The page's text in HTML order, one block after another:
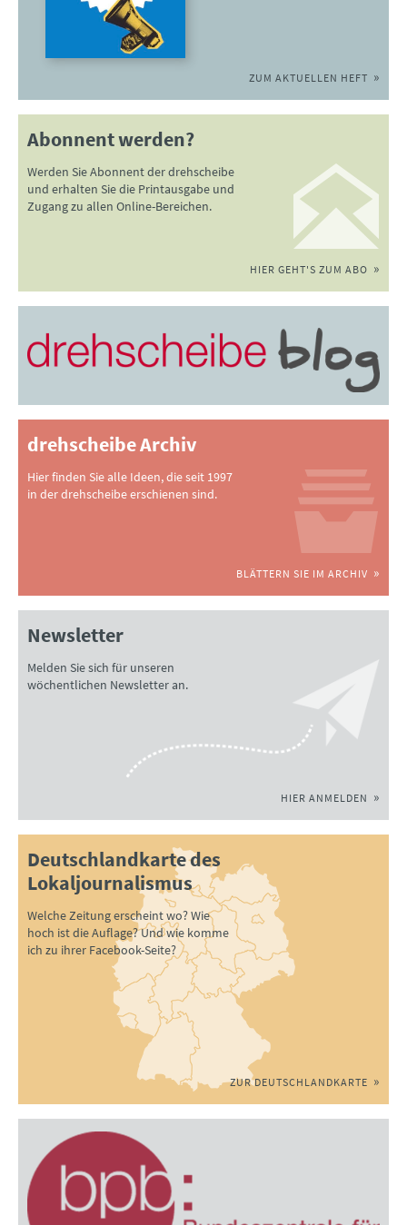
ZUM AKTUELLEN HEFT
Abonnent werden?
Werden Sie Abonnent der drehscheibe
und erhalten Sie die Printausgabe und
Zugang zu allen Online-Bereichen.
HIER GEHT'S ZUM ABO
drehscheibe Archiv
Hier finden Sie alle Ideen, die seit 1997
in der drehscheibe erschienen sind.
BLÄTTERN SIE IM ARCHIV
Newsletter
Melden Sie sich für unseren
wöchentlichen Newsletter an.
HIER ANMELDEN
Deutschlandkarte des
Lokaljournalismus
Welche Zeitung erscheint wo? Wie
hoch ist die Auflage? Und wie komme
ich zu ihrer Facebook-Seite?
ZUR DEUTSCHLANDKARTE